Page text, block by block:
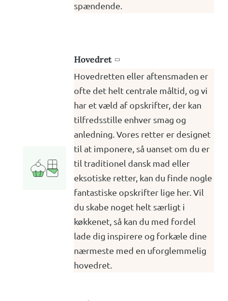
spændende.
Hovedret 
Hovedretten eller aftensmaden er
ofte det helt centrale måltid, og vi
har et væld af opskrifter, der kan
tilfredsstille enhver smag og
anledning. Vores retter er designet
til at imponere, så uanset om du er
til traditionel dansk mad eller
eksotiske retter, kan du finde nogle
fantastiske opskrifter lige her. Vil
du skabe noget helt særligt i
køkkenet, så kan du med fordel
lade dig inspirere og forkæle dine
nærmeste med en uforglemmelig
hovedret.